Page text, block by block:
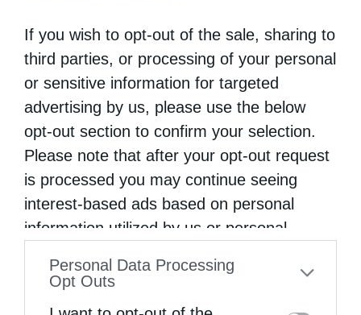
If you wish to opt-out of the sale, sharing to
third parties, or processing of your personal
or sensitive information for targeted
advertising by us, please use the below
opt-out section to confirm your selection.
Please note that after your opt-out request
is processed you may continue seeing
interest-based ads based on personal
information utilized by us or personal
to your opt-out. You may separately opt-out
Personal Data Processing
Opt Outs
Δημητριάδος Ιγνάτιος: «Ο Χριστός μάς έδειξε το
Κορίνθου Παύλος: Να γίνουμε μέτοχοι του φωτός